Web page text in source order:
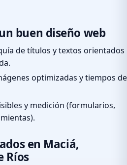
buen diseño web
de títulos y textos orientados
optimizadas y tiempos de
y medición (formularios,
en Maciá,
Ríos